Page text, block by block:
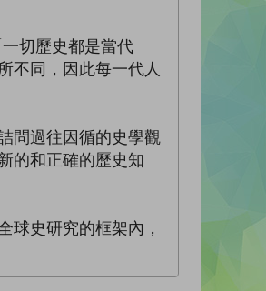
切歷史都是當代
不同，因此每一代人
問過往因循的史學觀
的和正確的歷史知
球史研究的框架內，